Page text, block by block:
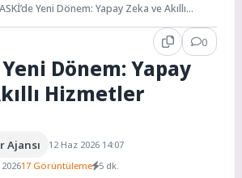
Yeni Dönem: Yapay Zeka ve Akıllı
0
Yeni Dönem: Yapay
Hizmetler
Ajansı
12 Haz 2026 14:07
17 Görüntüleme 5 dk.